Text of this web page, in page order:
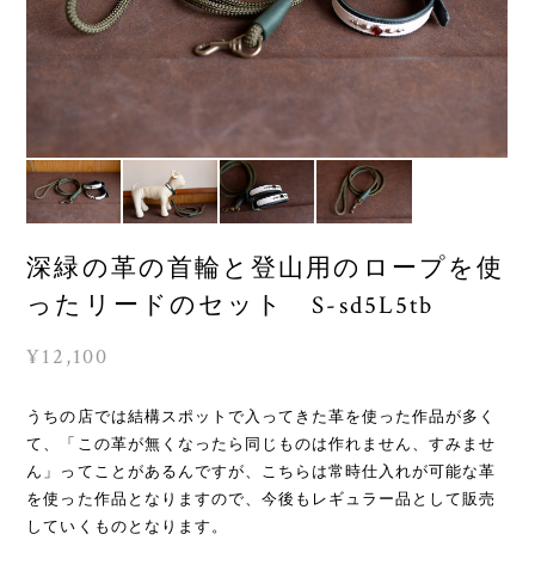
深緑の革の首輪と登山用のロープを使
ったリードのセット S-sd5L5tb
¥12,100
うちの店では結構スポットで入ってきた革を使った作品が多く
て、「この革が無くなったら同じものは作れません、すみませ
ん」ってことがあるんですが、こちらは常時仕入れが可能な革
を使った作品となりますので、今後もレギュラー品として販売
していくものとなります。